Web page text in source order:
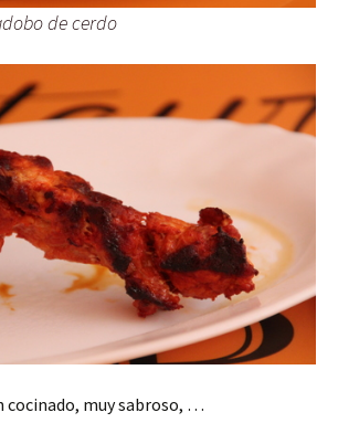
de cerdo
cocinado, muy sabroso, …